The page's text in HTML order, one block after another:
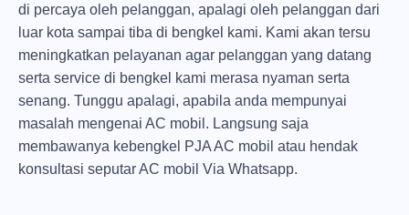
di percaya oleh pelanggan, apalagi oleh pelanggan dari
luar kota sampai tiba di bengkel kami. Kami akan tersu
meningkatkan pelayanan agar pelanggan yang datang
serta service di bengkel kami merasa nyaman serta
senang. Tunggu apalagi, apabila anda mempunyai
masalah mengenai AC mobil. Langsung saja
membawanya kebengkel PJA AC mobil atau hendak
konsultasi seputar AC mobil Via Whatsapp.